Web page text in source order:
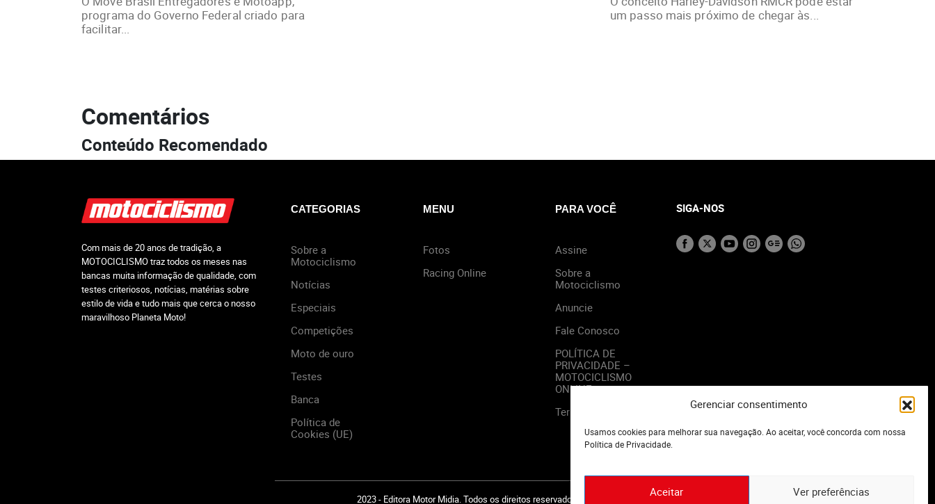
Gerenciar consentimento
Usamos cookies para melhorar sua navegação. Ao aceitar, você concorda com nossa
Política de Privacidade.
Aceitar Ver preferências
programa do Governo Federal criado para
facilitar...
um passo mais próximo de chegar às...
Comentários
Conteúdo Recomendado
Com mais de 20 anos de tradição, a
MOTOCICLISMO traz todos os meses nas
bancas muita informação de qualidade, com
testes criteriosos, notícias, matérias sobre
estilo de vida e tudo mais que cerca o nosso
maravilhoso Planeta Moto!
CATEGORIAS
Sobre a
Motociclismo
Notícias
Especiais
Competições
Moto de ouro
Testes
Banca
Política de
Cookies (UE)
MENU
Fotos
Racing Online
PARA VOCÊ
Assine
Sobre a
Motociclismo
Anuncie
Fale Conosco
POLÍTICA DE
PRIVACIDADE –
MOTOCICLISMO
ONLINE
Termos de Uso
SIGA-NOS
2023 - Editora Motor Midia. Todos os direitos reservados.